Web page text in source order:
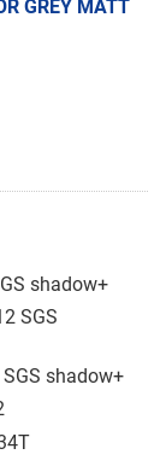
GREY MATT
shadow+
SGS
shadow+